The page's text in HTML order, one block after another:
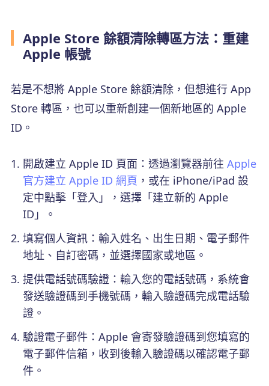
Apple Store 餘額清除轉區方法：重建
Apple 帳號
若是不想將 Apple Store 餘額清除，但想進行 App
Store 轉區，也可以重新創建一個新地區的 Apple
ID。
開啟建立 Apple ID 頁面：透過瀏覽器前往 Apple
官方建立 Apple ID 網頁 ，或在 iPhone/iPad 設
定中點擊「登入」，選擇「建立新的 Apple
ID」。
填寫個人資訊：輸入姓名、出生日期、電子郵件
地址、自訂密碼，並選擇國家或地區。
提供電話號碼驗證：輸入您的電話號碼，系統會
發送驗證碼到手機號碼，輸入驗證碼完成電話驗
證。
驗證電子郵件：Apple 會寄發驗證碼到您填寫的
電子郵件信箱，收到後輸入驗證碼以確認電子郵
件。